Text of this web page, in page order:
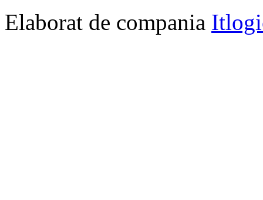
Elaborat de compania